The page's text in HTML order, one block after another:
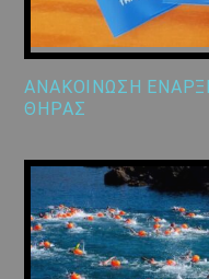
ΑΝΑΚΟΙΝΩΣΗ
ΘΗΡΑΣ